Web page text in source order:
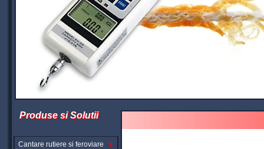
Produse si Solutii
Cantare rutiere si feroviare